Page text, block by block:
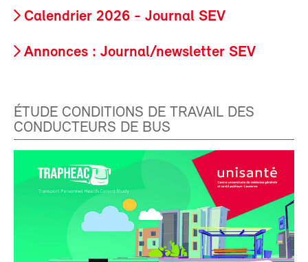
Calendrier 2026 - Journal SEV
Annonces : Journal/newsletter SEV
ÉTUDE CONDITIONS DE TRAVAIL DES
CONDUCTEURS DE BUS